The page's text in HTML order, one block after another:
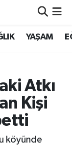
YAŞAM
Atkı
Kişi
köyünde